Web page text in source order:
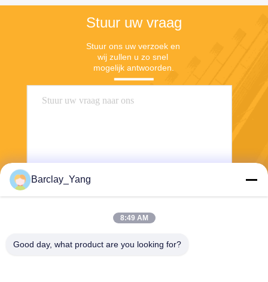
Stuur uw vraag
Stuur ons uw verzoek en
wij zullen u zo snel
mogelijk antwoorden.
Barclay_Yang
8:49 AM
Good day, what product are you looking for?